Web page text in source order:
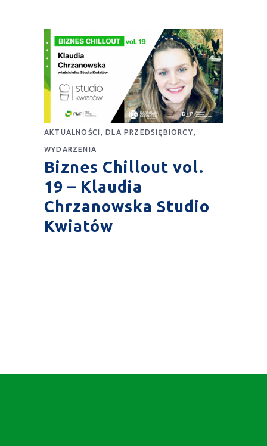
AKTUALNOŚCI ,DLA PRZEDSIĘBIORCY,
WYDARZENIA
Biznes Chillout vol.
19 – Klaudia
Chrzanowska Studio
Kwiatów